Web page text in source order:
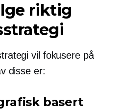
riktig
vil fokusere på
disse er:
basert